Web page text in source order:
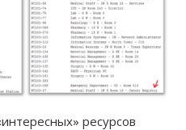
ресурсов